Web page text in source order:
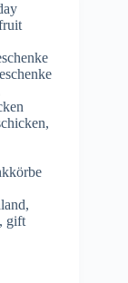
,
,
, gift